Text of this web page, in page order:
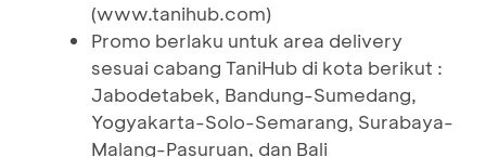
(www.tanihub.com)
Promo berlaku untuk area delivery
sesuai cabang TaniHub di kota berikut :
Jabodetabek, Bandung-Sumedang,
Yogyakarta-Solo-Semarang, Surabaya-
Malang-Pasuruan, dan Bali